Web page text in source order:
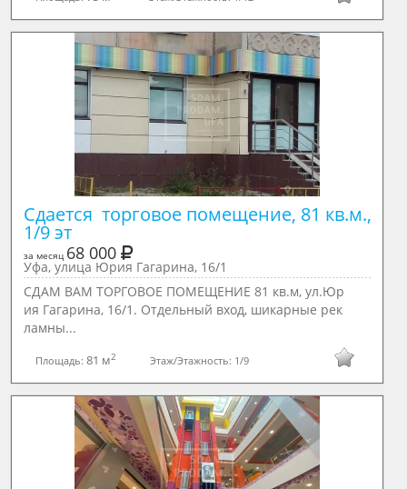
Сдается  торговое помещение, 81 кв.м.,
1/9 эт
за месяц 68 000
Уфа, улица Юрия Гагарина, 16/1
СДАМ ВАМ ТОРГОВОЕ ПОМЕЩЕНИЕ 81 кв.м, ул.Юр
ия Гагарина, 16/1. Отдельный вход, шикарные рек
ламны...
Площадь:81 м2 Этаж/Этажность: 1/9